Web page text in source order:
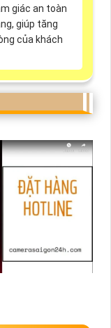
giác an toàn
giúp tăng
của khách